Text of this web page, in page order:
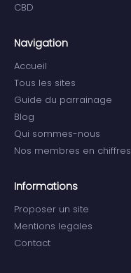
CBD
Navigation
Accueil
Tous les sites
Guide du parrainage
Blog
Qui sommes-nous
Nos membres en chiffres
Informations
Proposer un site
Mentions legales
Contact